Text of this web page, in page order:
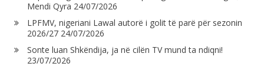
Mendi Qyra 24/07/2026
LPFMV, nigeriani Lawal autorë i golit të parë për sezonin
2026/27 24/07/2026
Sonte luan Shkëndija, ja në cilën TV mund ta ndiqni!
23/07/2026